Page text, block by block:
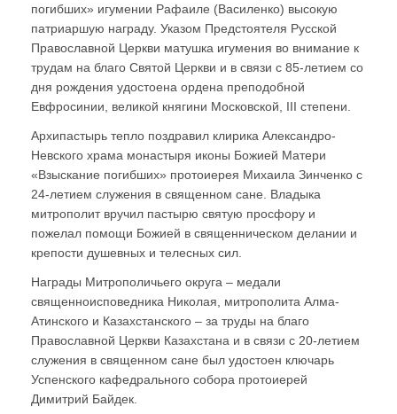
погибших» игумении Рафаиле (Василенко) высокую
патриаршую награду. Указом Предстоятеля Русской
Православной Церкви матушка игумения во внимание к
трудам на благо Святой Церкви и в связи с 85-летием со
дня рождения удостоена ордена преподобной
Евфросинии, великой княгини Московской, III степени.
Архипастырь тепло поздравил клирика Александро-
Невского храма монастыря иконы Божией Матери
«Взыскание погибших» протоиерея Михаила Зинченко с
24-летием служения в священном сане. Владыка
митрополит вручил пастырю святую просфору и
пожелал помощи Божией в священническом делании и
крепости душевных и телесных сил.
Награды Митрополичьего округа – медали
священноисповедника Николая, митрополита Алма-
Атинского и Казахстанского – за труды на благо
Православной Церкви Казахстана и в связи с 20-летием
служения в священном сане был удостоен ключарь
Успенского кафедрального собора протоиерей
Димитрий Байдек.